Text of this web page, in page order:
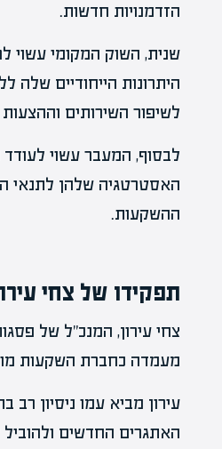
הזדמנויות חדשות.
שנית, השוק המקומי עשוי
היתרונות הייחודיים שלה
לשיפור השירותים
לבסוף, המעבר עשוי
האסטרטגיה שלהן לתנאי
ההשקעות.
תפקידו של צחי
צחי עירון, המנכ"ל של
מעמדה כחברת השקעות
עירון מביא עמו ניסיון
האתגרים החדשים